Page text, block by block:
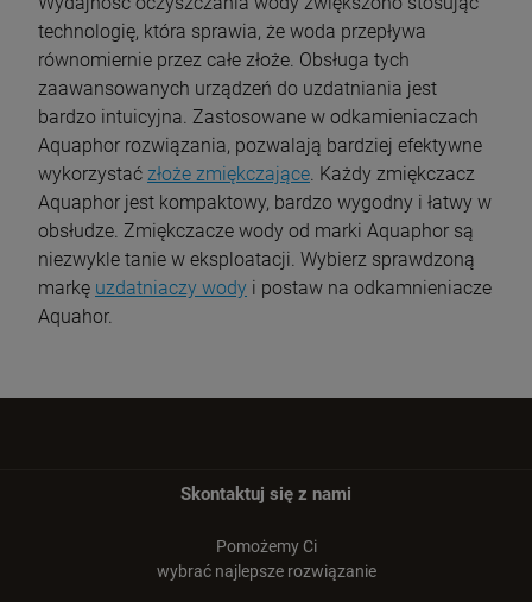
technologię, która sprawia, że woda przepływa
równomiernie przez całe złoże. Obsługa tych
zaawansowanych urządzeń do uzdatniania jest
bardzo intuicyjna. Zastosowane w odkamieniaczach
Aquaphor rozwiązania, pozwalają bardziej efektywne
wykorzystać złoże zmiękczające . Każdy zmiękczacz
Aquaphor jest kompaktowy, bardzo wygodny i łatwy w
obsłudze. Zmiękczacze wody od marki Aquaphor są
niezwykle tanie w eksploatacji. Wybierz sprawdzoną
markę uzdatniaczy wody i postaw na odkamnieniacze
Aquahor.
Skontaktuj się z nami
Pomożemy Ci
wybrać najlepsze rozwiązanie